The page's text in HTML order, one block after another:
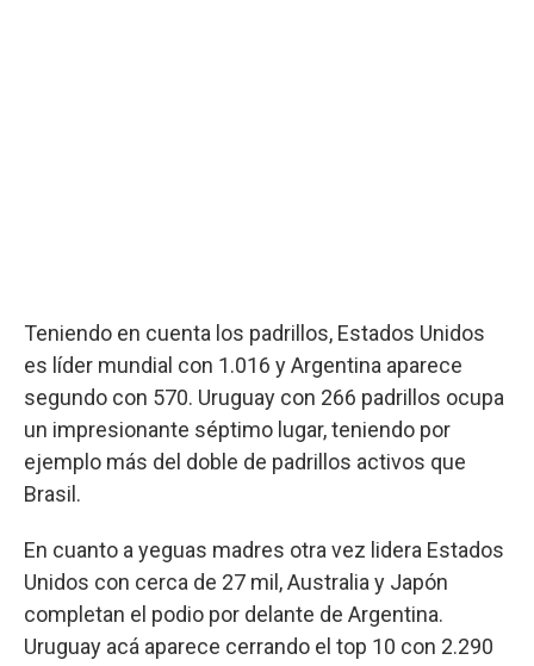
Teniendo en cuenta los padrillos, Estados Unidos
es líder mundial con 1.016 y Argentina aparece
segundo con 570. Uruguay con 266 padrillos ocupa
un impresionante séptimo lugar, teniendo por
ejemplo más del doble de padrillos activos que
Brasil.
En cuanto a yeguas madres otra vez lidera Estados
Unidos con cerca de 27 mil, Australia y Japón
completan el podio por delante de Argentina.
Uruguay acá aparece cerrando el top 10 con 2.290